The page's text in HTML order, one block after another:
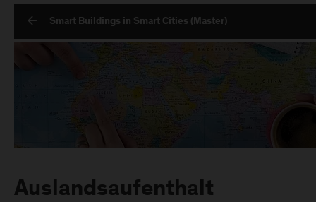
Smart Buildings in Smart Cities (Master)
Auslandsaufenthalt